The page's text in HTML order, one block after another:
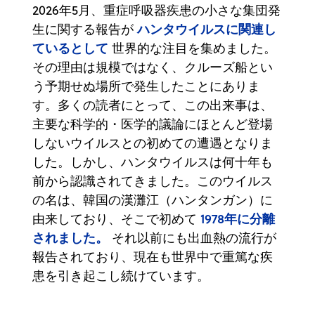
2026年5月、重症呼吸器疾患の小さな集団発
生に関する報告がハンタウイルスに関連し
ているとして 世界的な注目を集めました。
その理由は規模ではなく、クルーズ船とい
う予期せぬ場所で発生したことにありま
す。多くの読者にとって、この出来事は、
主要な科学的・医学的議論にほとんど登場
しないウイルスとの初めての遭遇となりま
した。しかし、ハンタウイルスは何十年も
前から認識されてきました。このウイルス
の名は、韓国の漢灘江（ハンタンガン）に
由来しており、そこで初めて 1978年に分離
されました。
それ以前にも出血熱の流行が
報告されており、現在も世界中で重篤な疾
患を引き起こし続けています。